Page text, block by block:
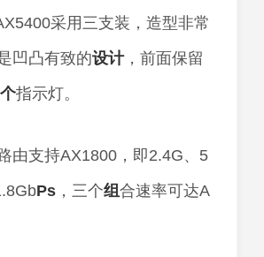
采用三支装，造型非常
凹凸有致的设计，前面保留
指示灯。
由支持AX1800，即2.4G、5
Ps ，三个组合速率可达A